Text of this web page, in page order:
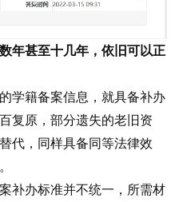
年甚至十几年，依旧可以正
学籍备案信息，就具备补办
复原，部分遗失的老旧资
代，同样具备同等法律效
补办标准并不统一，所需材